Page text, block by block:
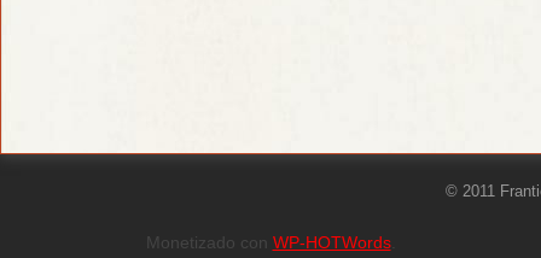
© 2011
Monetizado con WP-HOTWords.